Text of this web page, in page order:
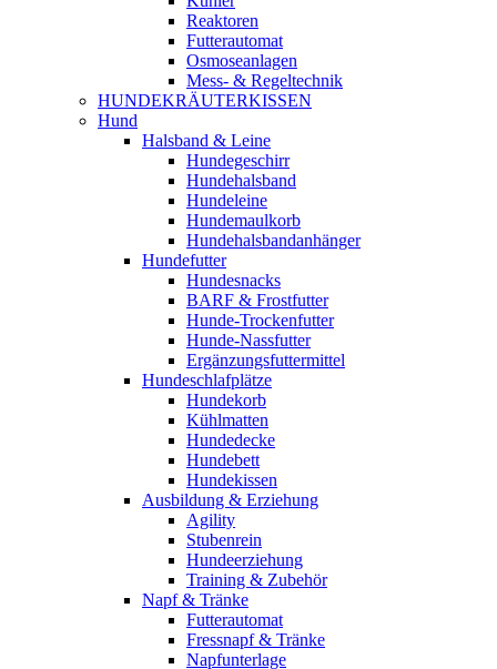
Reaktoren
Futterautomat
Osmoseanlagen
Mess- & Regeltechnik
HUNDEKRÄUTERKISSEN
Hund
Halsband & Leine
Hundegeschirr
Hundehalsband
Hundeleine
Hundemaulkorb
Hundehalsbandanhänger
Hundefutter
Hundesnacks
BARF & Frostfutter
Hunde-Trockenfutter
Hunde-Nassfutter
Ergänzungsfuttermittel
Hundeschlafplätze
Hundekorb
Kühlmatten
Hundedecke
Hundebett
Hundekissen
Ausbildung & Erziehung
Agility
Stubenrein
Hundeerziehung
Training & Zubehör
Napf & Tränke
Futterautomat
Fressnapf & Tränke
Napfunterlage